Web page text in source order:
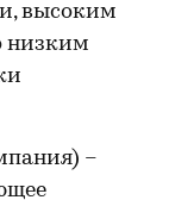
высоким
низким
–